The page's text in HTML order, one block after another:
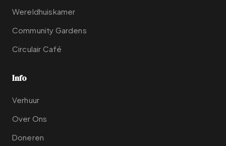
Wereldhuiskamer
Community Gardens
Circulair Café
Info
Verhuur
Over Ons
Doneren